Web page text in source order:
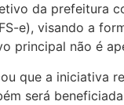
da prefeitura
e), visando a
principal não é
que a iniciativa
será